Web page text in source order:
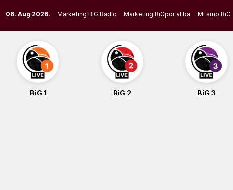
to
content
06. Aug 2026. Marketing BIG Radio Marketing BiGportal.ba Mi smo BiG
BiG 1 BiG 2 BiG 3